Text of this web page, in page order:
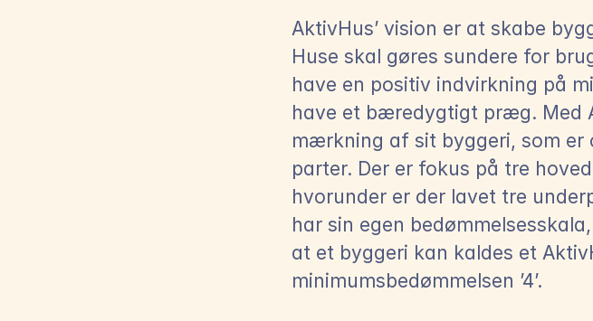
AktivHus’ vision er at skabe
Huse skal gøres sundere for
have en positiv indvirkning på
have et bæredygtigt præg. Med
mærkning af sit byggeri, som er
parter. Der er fokus på tre
hvorunder er der lavet tre
har sin egen
at et byggeri kan kaldes et
minimumsbedømmelsen ’4’.